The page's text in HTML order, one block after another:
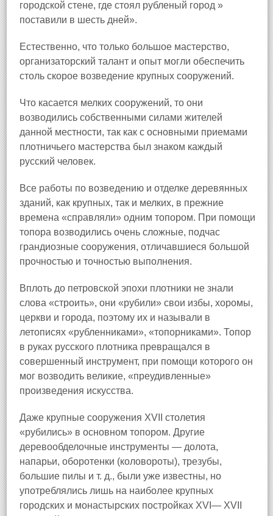
городской стене, где стоял рубленый город »
поставили в шесть дней».
Естественно, что только большое мастерство,
организаторский талант и опыт могли обеспечить
столь скорое возведение крупных сооружений.
Что касается мелких сооружений, то они
возводились собственными силами жителей
данной местности, так как с основными приемами
плотничьего мастерства был знаком каждый
русский человек.
Все работы по возведению и отделке деревянных
зданий, как крупных, так и мелких, в прежние
времена «справляли» одним топором. При помощи
топора возводились очень сложные, подчас
грандиозные сооружения, отличавшиеся большой
прочностью и точностью выполнения.
Вплоть до петровской эпохи плотники не знали
слова «строить», они «рубили» свои избы, хоромы,
церкви и города, поэтому их и называли в
летописях «рубленниками», «топорниками». Топор
в руках русского плотника превращался в
совершенный инструмент, при помощи которого он
мог возводить великие, «преудивленные»
произведения искусства.
Даже крупные сооружения XVII столетия
«рубились» в основном топором. Другие
деревообделочные инструменты — долота,
напарьи, оборотенки (коловороты), трезубы,
большие пилы и т. д., были уже известны, но
употреблялись лишь на наиболее крупных
городских и монастырских постройках XVI— XVII